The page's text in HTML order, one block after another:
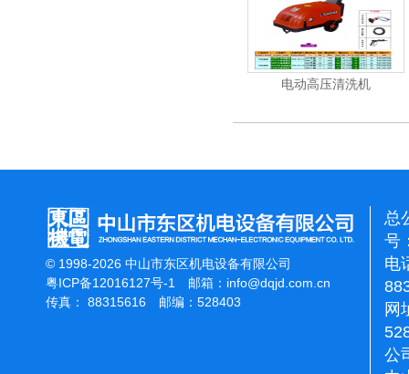
电动高压清洗机 电动高
© 1998-2026 中山市东区机电设备有限公司
粤ICP备12016127号-1 邮箱： info@dqjd.com.cn
传真： 88315616 邮编：528403
总
号
电
网
公